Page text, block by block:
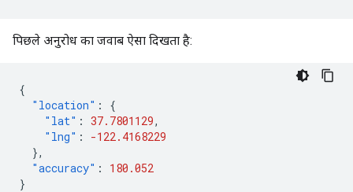
पिछले अनुरोध का जवाब ऐसा दिखता है:
{
"location" :
{
"lat" : 37.7801129,
"lng" :
-122.4168229
},
"accuracy" :
180.052
}